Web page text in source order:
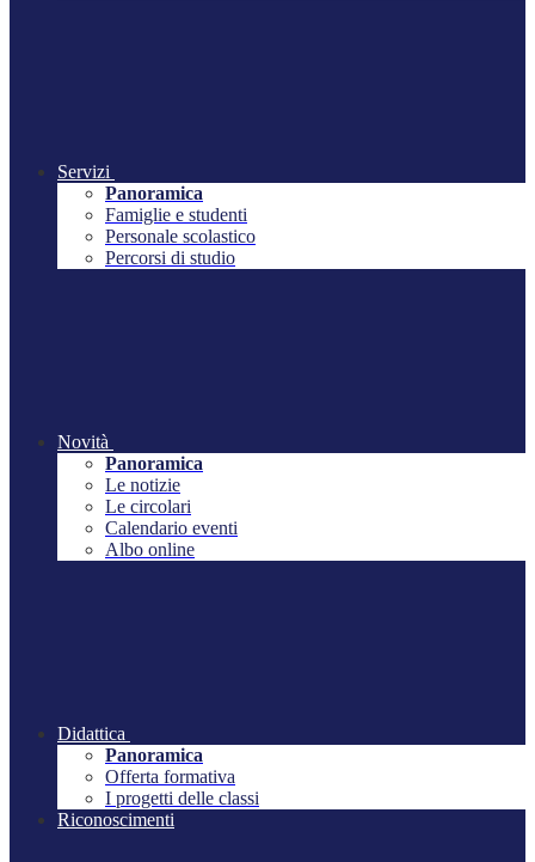
Servizi
Panoramica
Famiglie e studenti
Personale scolastico
Percorsi di studio
Novità
Panoramica
Le notizie
Le circolari
Calendario eventi
Albo online
Didattica
Panoramica
Offerta formativa
I progetti delle classi
Riconoscimenti